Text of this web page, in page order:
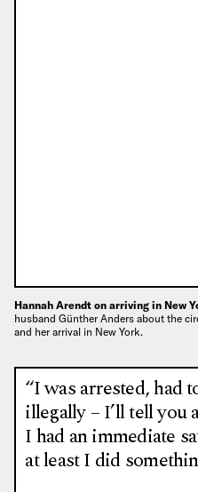
Hannah Arendt on arriving in New
husband Günther Anders about the
and her arrival in New York.
“I was arrested, had
illegally – I’ll tell you
I had an immediate
at least I did